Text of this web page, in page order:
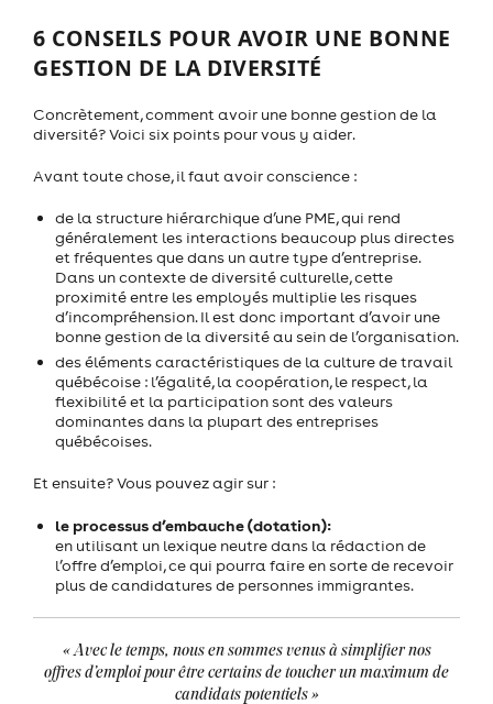
6 CONSEILS POUR AVOIR UNE BONNE
GESTION DE LA DIVERSITÉ
Concrètement, comment avoir une bonne gestion de la
diversité? Voici six points pour vous y aider.
Avant toute chose, il faut avoir conscience :
de la structure hiérarchique d’une PME, qui rend
généralement les interactions beaucoup plus directes
et fréquentes que dans un autre type d’entreprise.
Dans un contexte de diversité culturelle, cette
proximité entre les employés multiplie les risques
d’incompréhension. Il est donc important d’avoir une
bonne gestion de la diversité au sein de l’organisation.
des éléments caractéristiques de la culture de travail
québécoise : l’égalité, la coopération, le respect, la
flexibilité et la participation sont des valeurs
dominantes dans la plupart des entreprises
québécoises.
Et ensuite? Vous pouvez agir sur :
le processus d’embauche (dotation):
en utilisant un lexique neutre dans la rédaction de
l’offre d’emploi, ce qui pourra faire en sorte de recevoir
plus de candidatures de personnes immigrantes.
« Avec le temps, nous en sommes venus à simplifier nos
offres d’emploi pour être certains de toucher un maximum de
candidats potentiels »